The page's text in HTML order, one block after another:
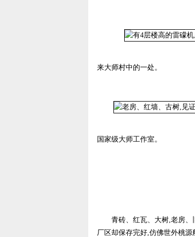
有4层楼高的雷礞机
来大师村中的一处。
老房、红墙、古树,见
国家级大师工作室。
青砖、红瓦、大树,老房、旧
厂区却保存完好,仿佛世外桃